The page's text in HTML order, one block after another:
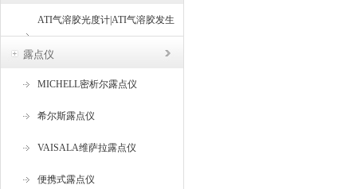
ATI气溶胶光度计|ATI气溶胶发生
器
露点仪
MICHELL密析尔露点仪
希尔斯露点仪
VAISALA维萨拉露点仪
便携式露点仪